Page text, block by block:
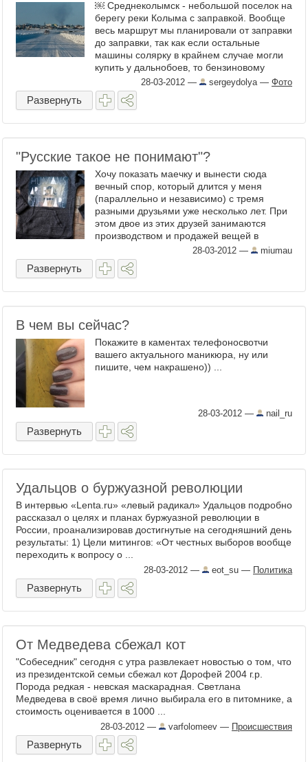
￼ Среднеколымск - небольшой поселок на
берегу реки Колыма с заправкой. Вообще
весь маршрут мы планировали от заправки
до заправки, так как если остальные
машины солярку в крайнем случае могли
купить у дальнобоев, то бензиновому
Кукусику ...28-03-2012 — sergeydolya— Фото
Развернуть
"Русские такое не понимают"?
Хочу показать маечку и вынести сюда
вечный спор, который длится у меня
(параллельно и независимо) с тремя
разными друзьями уже несколько лет. При
этом двое из этих друзей занимаются
производством и продажей вещей в
области моды и чего-то ...28-03-2012 — miumau
Развернуть
В чем вы сейчас?
Покажите в каментах телефоносвотчи
вашего актуального маникюра, ну или
пишите, чем накрашено)) ...
28-03-2012 — nail_ru
Развернуть
Удальцов о буржуазной революции
В интервью «Lenta.ru» «левый радикал» Удальцов подробно
рассказал о целях и планах буржуазной революции в
России, проанализировав достигнутые на сегодняшний день
результаты: 1) Цели митингов: «От честных выборов вообще
переходить к вопросу о ...
28-03-2012 — eot_su — Политика
Развернуть
От Медведева сбежал кот
"Собеседник" сегодня с утра развлекает новостью о том, что
из президентской семьи сбежал кот Дорофей 2004 г.р.
Порода редкая - невская маскарадная. Светлана
Медведева в своё время лично выбирала его в питомнике, а
стоимость оценивается в 1000 ...
28-03-2012 — varfolomeev — Происшествия
Развернуть